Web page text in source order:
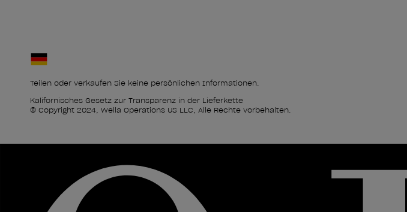
Teilen oder verkaufen Sie keine persönlichen Informationen.
Kalifornisches Gesetz zur Transparenz in der Lieferkette
© Copyright 2024, Wella Operations US LLC, Alle Rechte vorbehalten.